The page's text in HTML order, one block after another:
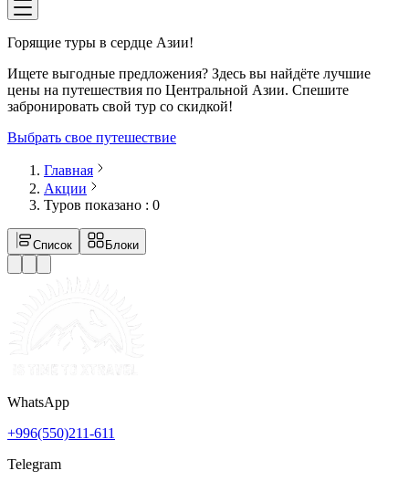
Горящие туры в сердце Азии!
Ищете выгодные предложения? Здесь вы найдёте лучшие
цены на путешествия по Центральной Азии. Спешите
забронировать свой тур со скидкой!
Выбрать свое путешествие
Главная
Акции
Туров показано : 0
Список Блоки
WhatsApp
+996(550)211-611
Telegram